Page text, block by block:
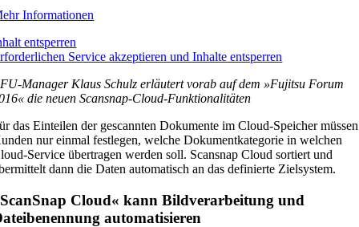
Informationen
entsperren
Service akzeptieren und Inhalte entsperren
Manager Klaus Schulz erläutert vorab auf dem »Fujitsu Forum
die neuen Scansnap-Cloud-Funktionalitäten
das Einteilen der gescannten Dokumente im Cloud-Speicher müssen
nur einmal festlegen, welche Dokumentkategorie in welchen
Service übertragen werden soll. Scansnap Cloud sortiert und
dann die Daten automatisch an das definierte Zielsystem.
Cloud« kann Bildverarbeitung und
automatisieren